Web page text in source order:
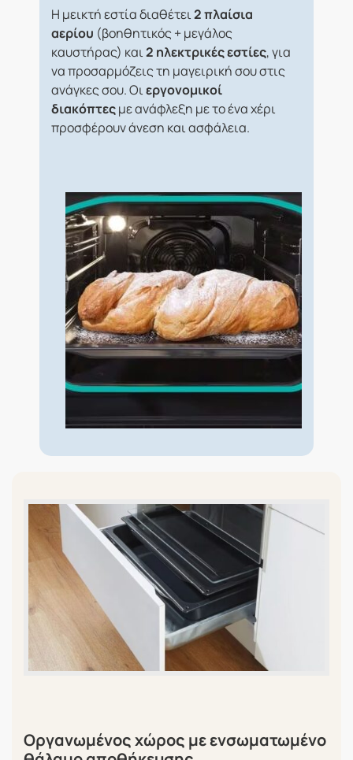
Η μεικτή εστία διαθέτει2 πλαίσια
αερίου (βοηθητικός + μεγάλος
καυστήρας) και2 ηλεκτρικές εστίες, για
να προσαρμόζεις τη μαγειρική σου στις
ανάγκες σου. Οιεργονομικοί
διακόπτεςμε ανάφλεξη με το ένα χέρι
προσφέρουν άνεση και ασφάλεια.
Οργανωμένος χώρος με ενσωματωμένο